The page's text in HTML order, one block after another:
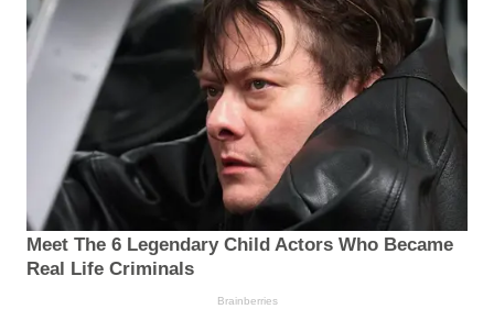
Meet The 6 Legendary Child Actors Who Became
Real Life Criminals
Brainberries